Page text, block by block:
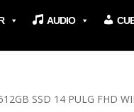
AUDIO
SSD 14 PULG FHD